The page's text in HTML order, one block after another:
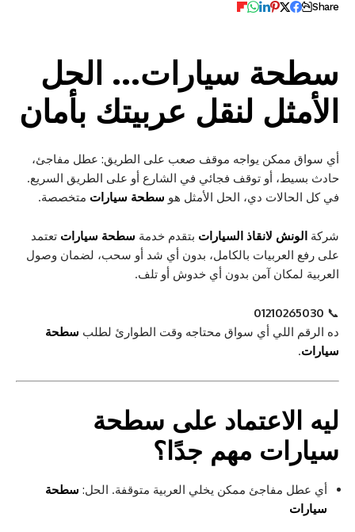
Share
سطحة سيارات… الحل
الأمثل لنقل عربيتك بأمان
أي سواق ممكن يواجه موقف صعب على الطريق: عطل مفاجئ،
حادث بسيط، أو توقف فجائي في الشارع أو على الطريق السريع.
في كل الحالات دي، الحل الأمثل هو سطحة سيارات متخصصة.
شركة الونش لانقاذ السيارات بتقدم خدمة سطحة سيارات تعتمد
على رفع العربيات بالكامل، بدون أي شد أو سحب، لضمان وصول
العربية لمكان آمن بدون أي خدوش أو تلف.
📞
01210265030
ده الرقم اللي أي سواق محتاجه وقت الطوارئ لطلب سطحة
سيارات.
ليه الاعتماد على سطحة
سيارات مهم جدًا؟
أي عطل مفاجئ ممكن يخلي العربية متوقفة. الحل: سطحة
سيارات